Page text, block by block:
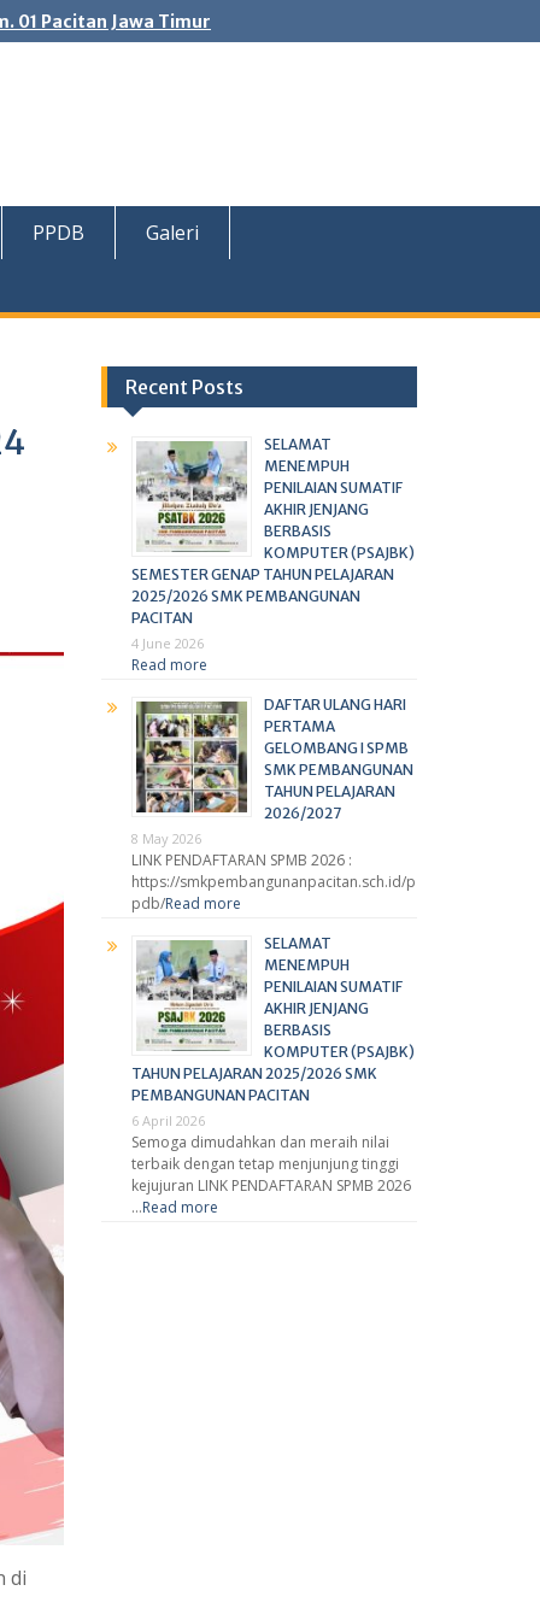
01 Pacitan Jawa Timur
PPDB
Galeri
di
Recent Posts
SELAMAT
MENEMPUH
PENILAIAN SUMATIF
AKHIR JENJANG
BERBASIS
KOMPUTER (PSAJBK)
SEMESTER GENAP TAHUN PELAJARAN
2025/2026 SMK PEMBANGUNAN
PACITAN
4 June 2026
Read more
DAFTAR ULANG HARI
PERTAMA
GELOMBANG I SPMB
SMK PEMBANGUNAN
TAHUN PELAJARAN
2026/2027
8 May 2026
LINK PENDAFTARAN SPMB 2026 :
https://smkpembangunanpacitan.sch.id/p
pdb/Read more
SELAMAT
MENEMPUH
PENILAIAN SUMATIF
AKHIR JENJANG
BERBASIS
KOMPUTER (PSAJBK)
TAHUN PELAJARAN 2025/2026 SMK
PEMBANGUNAN PACITAN
6 April 2026
Semoga dimudahkan dan meraih nilai
terbaik dengan tetap menjunjung tinggi
kejujuran LINK PENDAFTARAN SPMB 2026
…Read more